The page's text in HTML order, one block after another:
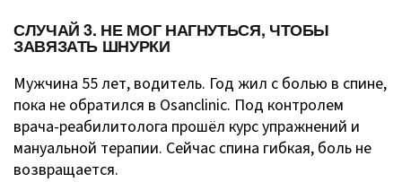
СЛУЧАЙ 3. НЕ МОГ НАГНУТЬСЯ, ЧТОБЫ
ЗАВЯЗАТЬ ШНУРКИ
Мужчина 55 лет, водитель. Год жил с болью в спине,
пока не обратился в Osanclinic. Под контролем
врача-реабилитолога прошёл курс упражнений и
мануальной терапии. Сейчас спина гибкая, боль не
возвращается.